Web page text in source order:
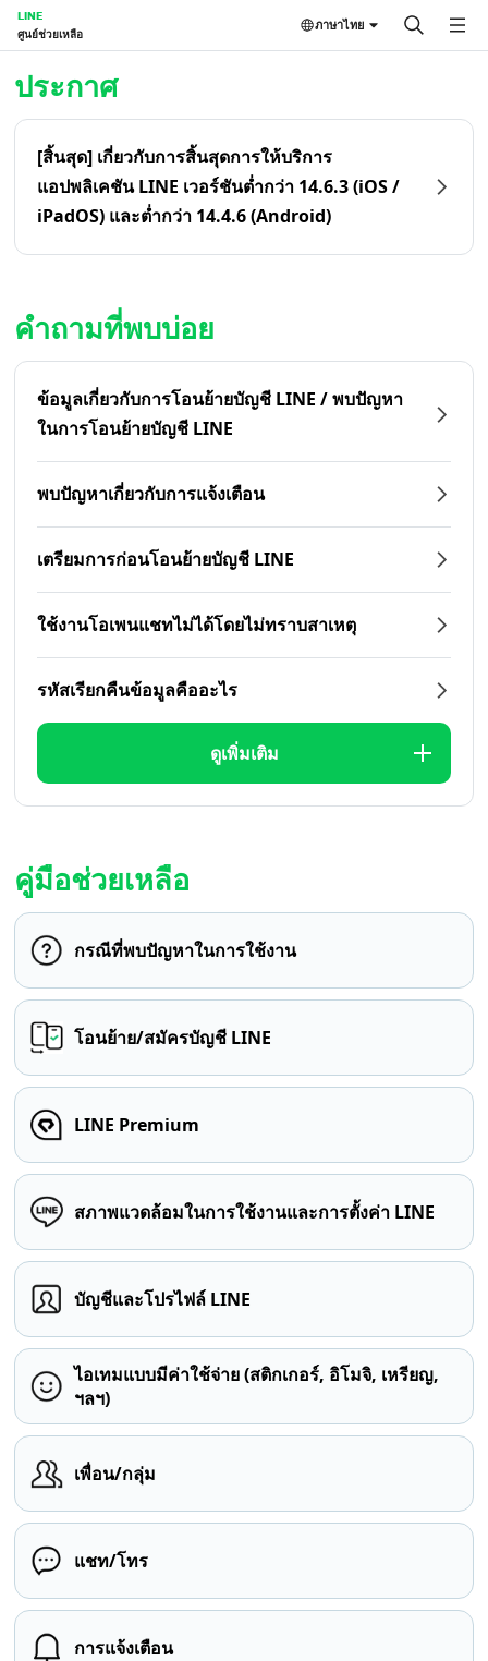
LINE
ศูนย์ช่วยเหลือ
ภาษาไทย
ประกาศ
[สิ้นสุด] เกี่ยวกับการสิ้นสุดการให้บริการ
แอปพลิเคชัน LINE เวอร์ชันต่ำกว่า 14.6.3 (iOS /
iPadOS) และต่ำกว่า 14.4.6 (Android)
คำถามที่พบบ่อย
ข้อมูลเกี่ยวกับการโอนย้ายบัญชี LINE / พบปัญหา
ในการโอนย้ายบัญชี LINE
พบปัญหาเกี่ยวกับการแจ้งเตือน
เตรียมการก่อนโอนย้ายบัญชี LINE
ใช้งานโอเพนแชทไม่ได้โดยไม่ทราบสาเหตุ
รหัสเรียกคืนข้อมูลคืออะไร
ดูเพิ่มเติม
คู่มือช่วยเหลือ
กรณีที่พบปัญหาในการใช้งาน
โอนย้าย/สมัครบัญชี LINE
LINE Premium
สภาพแวดล้อมในการใช้งานและการตั้งค่า LINE
บัญชีและโปรไฟล์ LINE
ไอเทมแบบมีค่าใช้จ่าย (สติกเกอร์, อิโมจิ, เหรียญ,
ฯลฯ)
เพื่อน/กลุ่ม
แชท/โทร
การแจ้งเตือน